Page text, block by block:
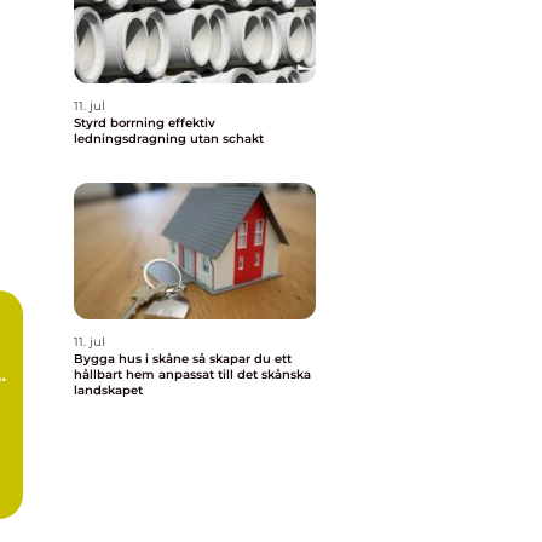
11. jul
Styrd borrning effektiv
ledningsdragning utan schakt
11. jul
Bygga hus i skåne så skapar du ett
hållbart hem anpassat till det skånska
landskapet